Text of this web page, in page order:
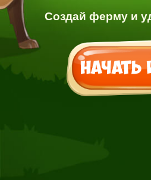
Создай ферму и